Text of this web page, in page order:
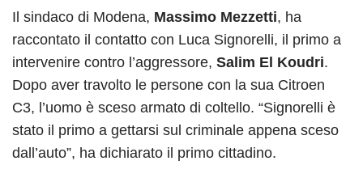
Il sindaco di Modena, Massimo Mezzetti, ha
raccontato il contatto con Luca Signorelli, il primo a
intervenire contro l’aggressore, Salim El Koudri.
Dopo aver travolto le persone con la sua Citroen
C3, l’uomo è sceso armato di coltello. “Signorelli è
stato il primo a gettarsi sul criminale appena sceso
dall’auto”, ha dichiarato il primo cittadino.